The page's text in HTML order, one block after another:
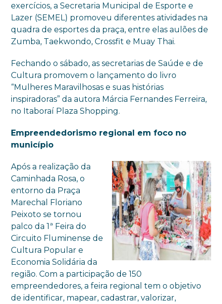
exercícios, a Secretaria Municipal de Esporte e
Lazer (SEMEL) promoveu diferentes atividades na
quadra de esportes da praça, entre elas aulões de
Zumba, Taekwondo, Crossfit e Muay Thai.
Fechando o sábado, as secretarias de Saúde e de
Cultura promovem o lançamento do livro
“Mulheres Maravilhosas e suas histórias
inspiradoras” da autora Márcia Fernandes Ferreira,
no Itaboraí Plaza Shopping.
Empreendedorismo regional em foco no
município
Após a realização da
Caminhada Rosa, o
entorno da Praça
Marechal Floriano
Peixoto se tornou
palco da 1ª Feira do
Circuito Fluminense de
Cultura Popular e
Economia Solidária da
região. Com a participação de 150
empreendedores, a feira regional tem o objetivo
de identificar, mapear, cadastrar, valorizar,